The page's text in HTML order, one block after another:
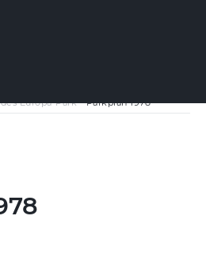
Europa-Park-Parkplan 1978